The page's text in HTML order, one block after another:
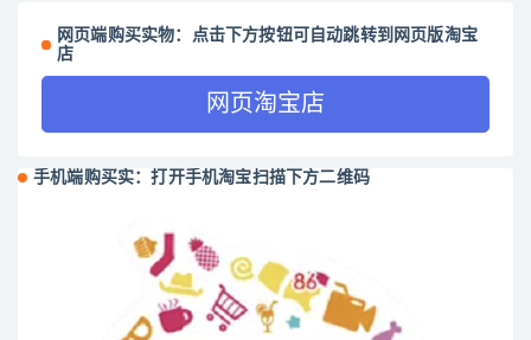
网页端购买实物：点击下方按钮可自动跳转到网页版淘宝
店
网页淘宝店
手机端购买实：打开手机淘宝扫描下方二维码